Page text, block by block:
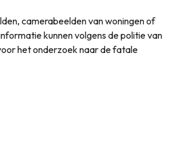
camerabeelden van woningen of
kunnen volgens de politie van
het onderzoek naar de fatale